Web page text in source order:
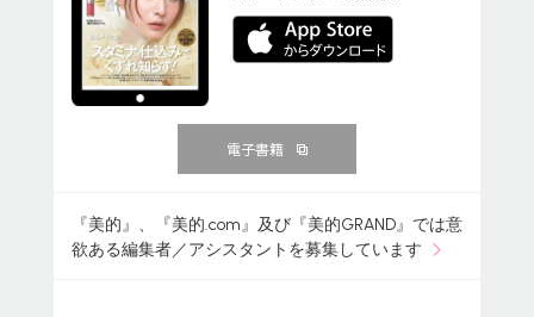
電子書籍
『美的』、『美的.com』及び『美的GRAND』では意
欲ある編集者／アシスタントを募集しています